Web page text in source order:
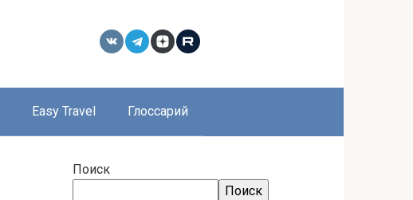
Easy Travel Глоссарий
Поиск
Поиск